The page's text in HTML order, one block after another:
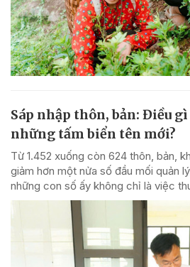
Sáp nhập thôn, bản: Điều
những tấm biển tên mới?
Từ 1.452 xuống còn 624 thôn, bản,
giảm hơn một nửa số đầu mối quản
những con số ấy không chỉ là việc